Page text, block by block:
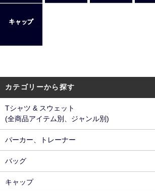
カテゴリーから探す
Tシャツ & スウェット
(全商品アイテム別、ジャンル別)
パーカー、トレーナー
バッグ
キャップ